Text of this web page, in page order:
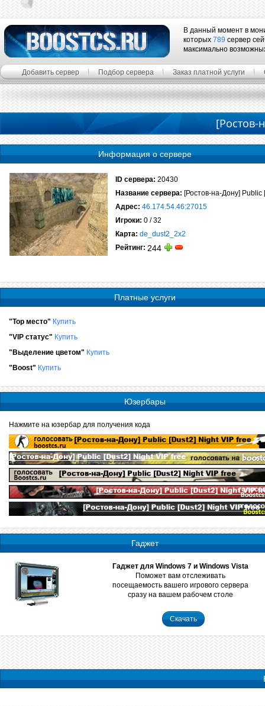
В данный момент в
которых 789 сервер
максимально
Добавить сервер Подбор сервера Заказ платной услуги
[Ростов-
Информация о сервере
ID сервера: 20430
Название сервера: [Ростов-на-Дону] Public
Адрес: 46.174.54.46:27015
Игроки: 0 / 32
Карта: de_dust2_2x2
Рейтинг: 244
Платные услуги
"Top место" Купить
"VIP статус" Купить
"Выделение цветом" Купить
"Boost" Купить
Юзербары
Нажмите на юзербар для получения кода
Гаджет
Гаджет для Windows 7 и Windows Vista
Поможет вам отслеживать
посещаемость вашего игрового сервера
сразу на вашем рабочем столе
Скачать